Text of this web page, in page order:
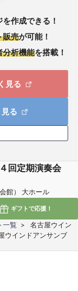
作成できる！
販売が可能！
分析機能を搭載！
見る
る
回定期演奏会
館） 大ホール
ギフトで応援！
一覧
名古屋ウイン
ウインドアンサンブ